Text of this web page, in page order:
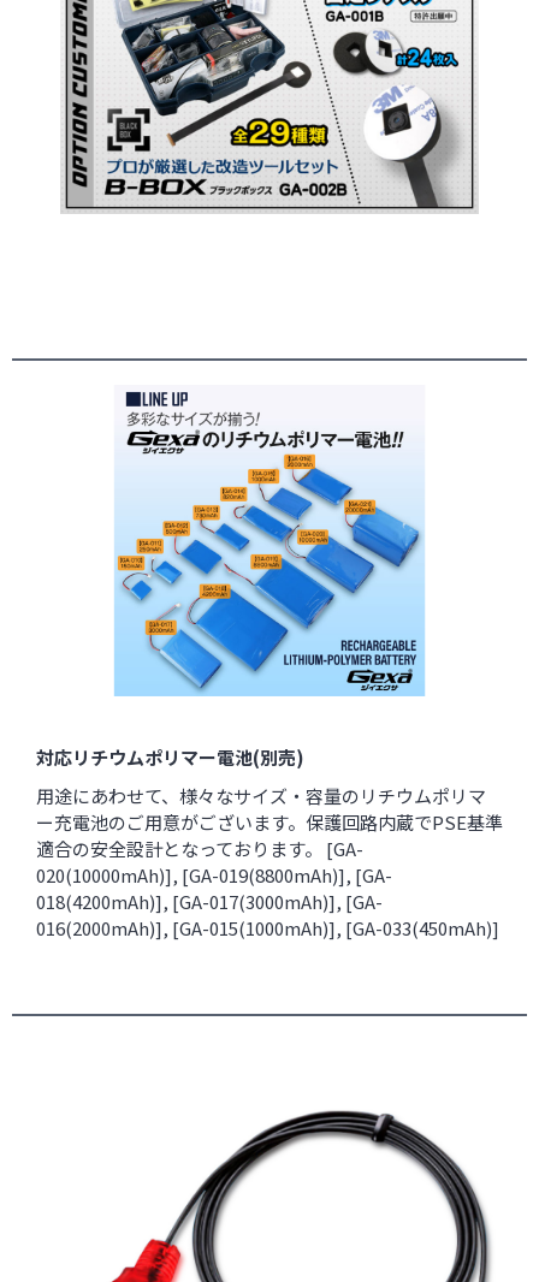
対応リチウムポリマー電池(別売)
用途にあわせて、様々なサイズ・容量のリチウムポリマ
ー充電池のご用意がございます。保護回路内蔵でPSE基準
適合の安全設計となっております。 [GA-
020(10000mAh)], [GA-019(8800mAh)], [GA-
018(4200mAh)], [GA-017(3000mAh)], [GA-
016(2000mAh)], [GA-015(1000mAh)], [GA-033(450mAh)]